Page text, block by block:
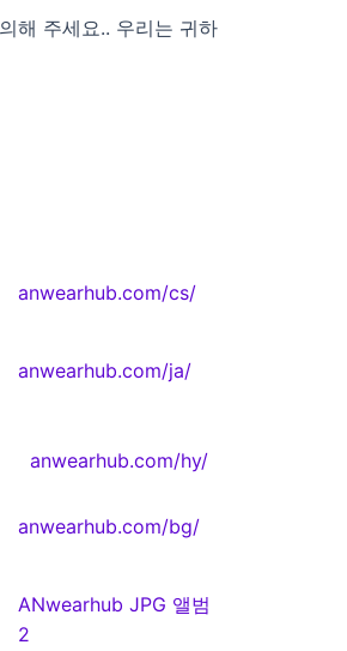
해 주세요.. 우리는 귀하
anwearhub.com/cs/
anwearhub.com/ja/
anwearhub.com/hy/
anwearhub.com/bg/
ANwearhub JPG 앨범
2